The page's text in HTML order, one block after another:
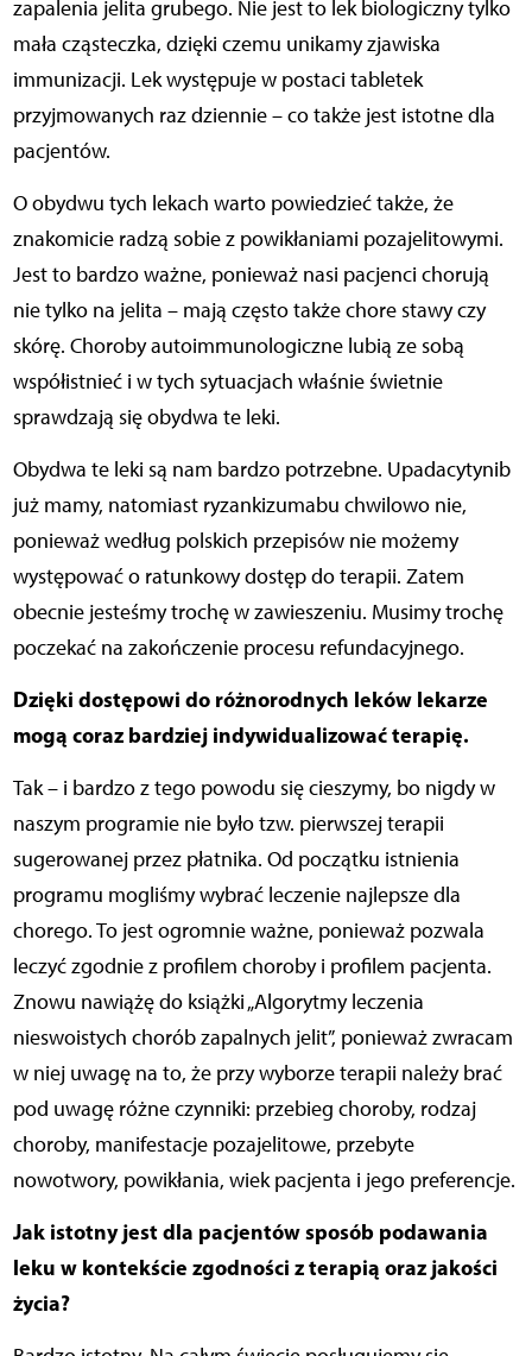
zapalenia jelita grubego. Nie jest to lek biologiczny tylko
mała cząsteczka, dzięki czemu unikamy zjawiska
immunizacji. Lek występuje w postaci tabletek
przyjmowanych raz dziennie – co także jest istotne dla
pacjentów.
O obydwu tych lekach warto powiedzieć także, że
znakomicie radzą sobie z powikłaniami pozajelitowymi.
Jest to bardzo ważne, ponieważ nasi pacjenci chorują
nie tylko na jelita – mają często także chore stawy czy
skórę. Choroby autoimmunologiczne lubią ze sobą
współistnieć i w tych sytuacjach właśnie świetnie
sprawdzają się obydwa te leki.
Obydwa te leki są nam bardzo potrzebne. Upadacytynib
już mamy, natomiast ryzankizumabu chwilowo nie,
ponieważ według polskich przepisów nie możemy
występować o ratunkowy dostęp do terapii. Zatem
obecnie jesteśmy trochę w zawieszeniu. Musimy trochę
poczekać na zakończenie procesu refundacyjnego.
Dzięki dostępowi do różnorodnych leków lekarze
mogą coraz bardziej indywidualizować terapię.
Tak – i bardzo z tego powodu się cieszymy, bo nigdy w
naszym programie nie było tzw. pierwszej terapii
sugerowanej przez płatnika. Od początku istnienia
programu mogliśmy wybrać leczenie najlepsze dla
chorego. To jest ogromnie ważne, ponieważ pozwala
leczyć zgodnie z profilem choroby i profilem pacjenta.
Znowu nawiążę do książki „Algorytmy leczenia
nieswoistych chorób zapalnych jelit”, ponieważ zwracam
w niej uwagę na to, że przy wyborze terapii należy brać
pod uwagę różne czynniki: przebieg choroby, rodzaj
choroby, manifestacje pozajelitowe, przebyte
nowotwory, powikłania, wiek pacjenta i jego preferencje.
Jak istotny jest dla pacjentów sposób podawania
leku w kontekście zgodności z terapią oraz jakości
życia?